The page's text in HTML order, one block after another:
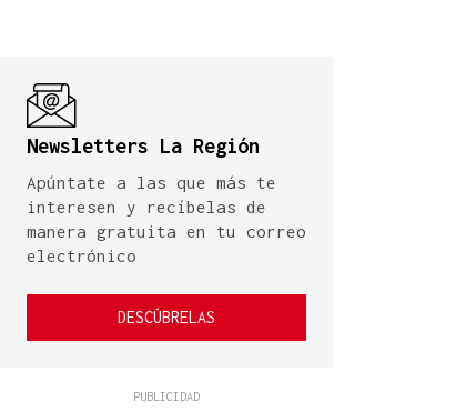
Newsletters La Región
Apúntate a las que más te
interesen y recíbelas de
manera gratuita en tu correo
electrónico
DESCÚBRELAS